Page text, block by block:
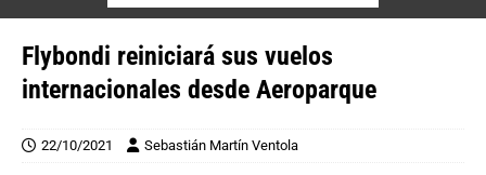
Flybondi reiniciará sus vuelos
internacionales desde Aeroparque
22/10/2021 Sebastián Martín Ventola